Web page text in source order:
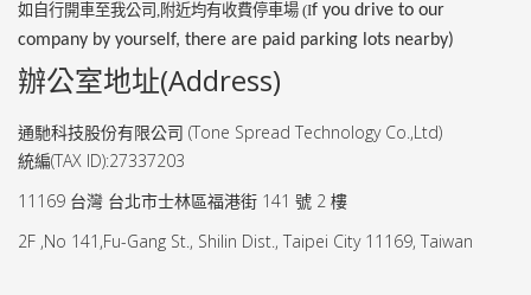
如自行開車至我公司 ,附近均有收費停車場 (If you drive to our
company by yourself, there are paid parking lots nearby)
辦公室地址(Address)
通馳科技股份有限公司 (Tone Spread Technology Co.,Ltd)
統編(TAX ID):27337203
11169 台灣 台北市士林區福港街 141 號 2 樓
2F ,No 141,Fu-Gang St., Shilin Dist., Taipei City 11169, Taiwan